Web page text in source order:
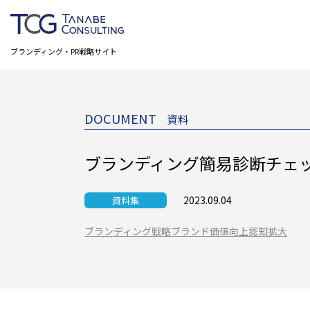
ブランディング・PR戦略サイト
DOCUMENT 資料
ブランディング簡易診断チェ
資料集 2023.09.04
ブランディング戦略ブランド価値向上認知拡大